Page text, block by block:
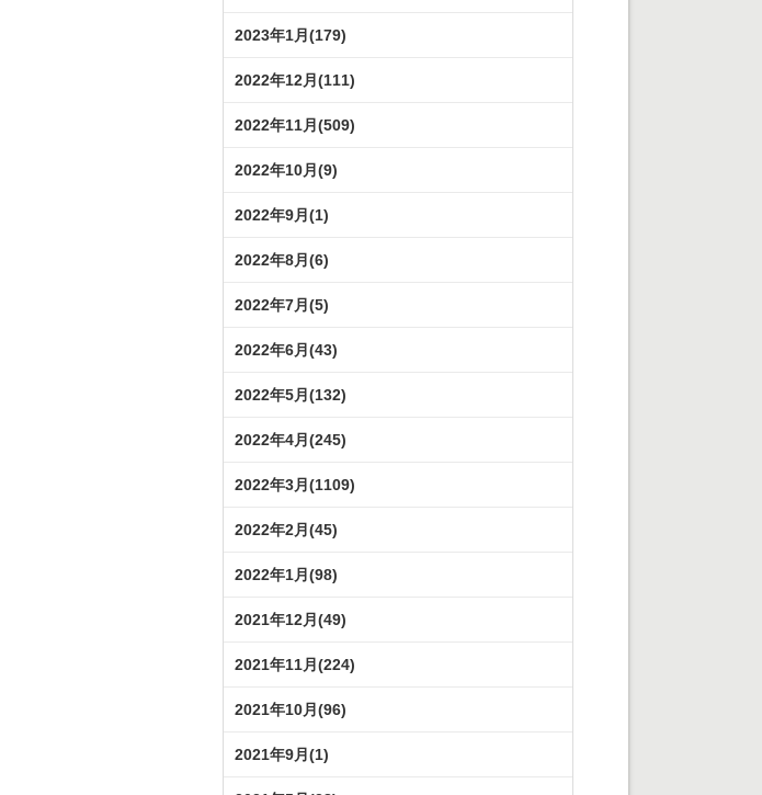
2023年1月(179)
2022年12月(111)
2022年11月(509)
2022年10月(9)
2022年9月(1)
2022年8月(6)
2022年7月(5)
2022年6月(43)
2022年5月(132)
2022年4月(245)
2022年3月(1109)
2022年2月(45)
2022年1月(98)
2021年12月(49)
2021年11月(224)
2021年10月(96)
2021年9月(1)